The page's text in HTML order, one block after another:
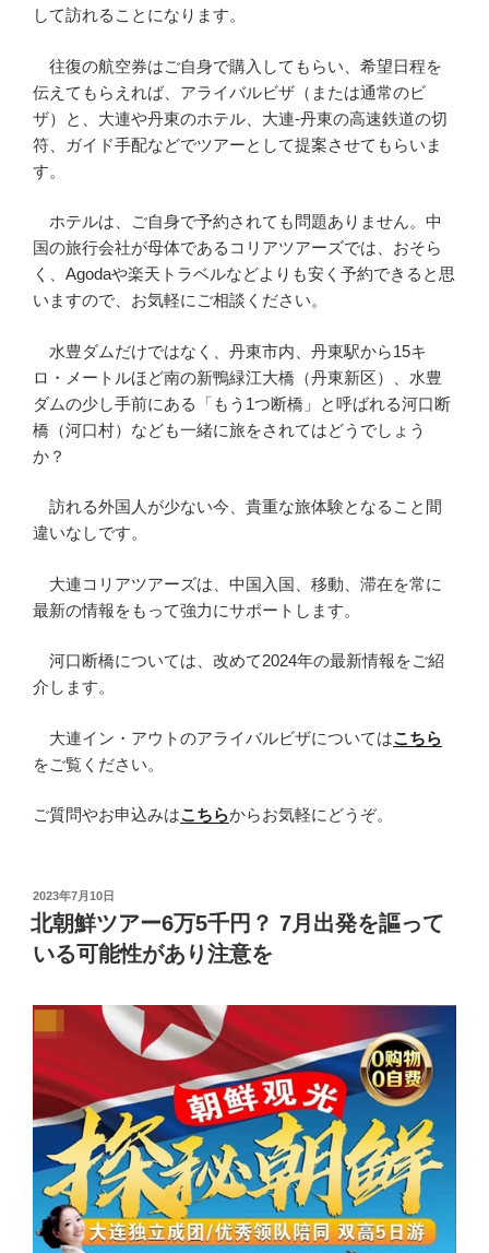
して訪れることになります。
往復の航空券はご自身で購入してもらい、希望日程を
伝えてもらえれば、アライバルビザ（または通常のビ
ザ）と、大連や丹東のホテル、大連-丹東の高速鉄道の切
符、ガイド手配などでツアーとして提案させてもらいま
す。
ホテルは、ご自身で予約されても問題ありません。中
国の旅行会社が母体であるコリアツアーズでは、おそら
く、Agodaや楽天トラベルなどよりも安く予約できると思
いますので、お気軽にご相談ください。
水豊ダムだけではなく、丹東市内、丹東駅から15キ
ロ・メートルほど南の新鴨緑江大橋（丹東新区）、水豊
ダムの少し手前にある「もう1つ断橋」と呼ばれる河口断
橋（河口村）なども一緒に旅をされてはどうでしょう
か？
訪れる外国人が少ない今、貴重な旅体験となること間
違いなしです。
大連コリアツアーズは、中国入国、移動、滞在を常に
最新の情報をもって強力にサポートします。
河口断橋については、改めて2024年の最新情報をご紹
介します。
大連イン・アウトのアライバルビザについてはこちら
をご覧ください。
ご質問やお申込みはこちらからお気軽にどうぞ。
投
稿
日:
2023年7月10日
北朝鮮ツアー6万5千円？ 7月出発を謳って
いる可能性があり注意を